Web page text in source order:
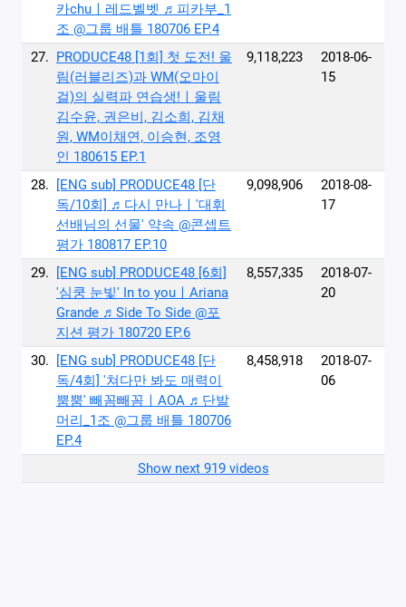
카chuㅣ레드벨벳 ♬피카부_1
조 @그룹 배틀 180706 EP.4
27. PRODUCE48 [1회] 첫 도전! 울
림(러블리즈)과 WM(오마이
걸)의 실력파 연습생!ㅣ울림
김수윤, 권은비, 김소희, 김채
원, WM이채연, 이승현, 조영
인 180615 EP.1
9,118,223
2018-06-
15
28.
[ENG sub] PRODUCE48 [단
독/10회] ♬다시 만나ㅣ′대휘
선배님의 선물′ 약속 @콘셉트
평가 180817 EP.10
9,098,906
2018-08-
17
29.
[ENG sub] PRODUCE48 [6회]
′심쿵 눈빛′ In to youㅣAriana
Grande ♬Side To Side @포
지션 평가 180720 EP.6
8,557,335
2018-07-
20
30.
[ENG sub] PRODUCE48 [단
독/4회] '쳐다만 봐도 매력이
뿜뿜' 빼꼼빼꼼ㅣAOA ♬단발
머리_1조 @그룹 배틀 180706
EP.4
8,458,918
2018-07-
06
Show next 919 videos